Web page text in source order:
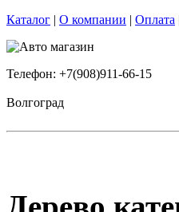
Каталог | О компании | Оплата
Телефон: +7(908)911-66-15
Волгоград